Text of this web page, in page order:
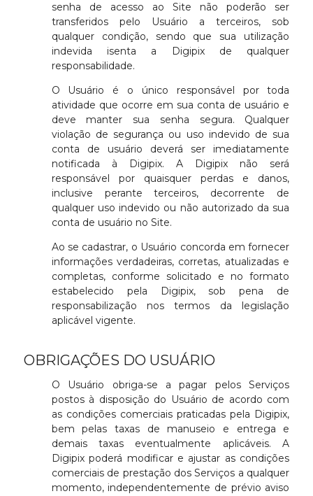
senha de acesso ao Site não poderão ser
transferidos pelo Usuário a terceiros, sob
qualquer condição, sendo que sua utilização
indevida isenta a Digipix de qualquer
responsabilidade.
O Usuário é o único responsável por toda
atividade que ocorre em sua conta de usuário e
deve manter sua senha segura. Qualquer
violação de segurança ou uso indevido de sua
conta de usuário deverá ser imediatamente
notificada à Digipix. A Digipix não será
responsável por quaisquer perdas e danos,
inclusive perante terceiros, decorrente de
qualquer uso indevido ou não autorizado da sua
conta de usuário no Site.
Ao se cadastrar, o Usuário concorda em fornecer
informações verdadeiras, corretas, atualizadas e
completas, conforme solicitado e no formato
estabelecido pela Digipix, sob pena de
responsabilização nos termos da legislação
aplicável vigente.
OBRIGAÇÕES DO USUÁRIO
O Usuário obriga-se a pagar pelos Serviços
postos à disposição do Usuário de acordo com
as condições comerciais praticadas pela Digipix,
bem pelas taxas de manuseio e entrega e
demais taxas eventualmente aplicáveis. A
Digipix poderá modificar e ajustar as condições
comerciais de prestação dos Serviços a qualquer
momento, independentemente de prévio aviso